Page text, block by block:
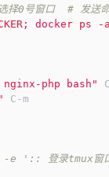
择0号窗口  # 发送
docker ps -
php bash"
C-m
-e ':: 登录tmux